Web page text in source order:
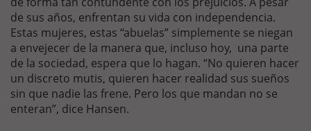
de sus años, enfrentan su vida con independencia.
Estas mujeres, estas “abuelas” simplemente se niegan
a envejecer de la manera que, incluso hoy, una parte
de la sociedad, espera que lo hagan. “No quieren hacer
un discreto mutis, quieren hacer realidad sus sueños
sin que nadie las frene. Pero los que mandan no se
enteran”, dice Hansen.